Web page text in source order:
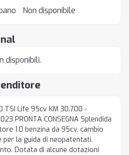
TSI Life 95cv KM 30.700 -
PRONTA CONSEGNA Splendida
1.0 benzina da 95cv, cambio
per la guida di neopatentati.
Dotata di alcune dotazioni
disponibili.
Non disponibile